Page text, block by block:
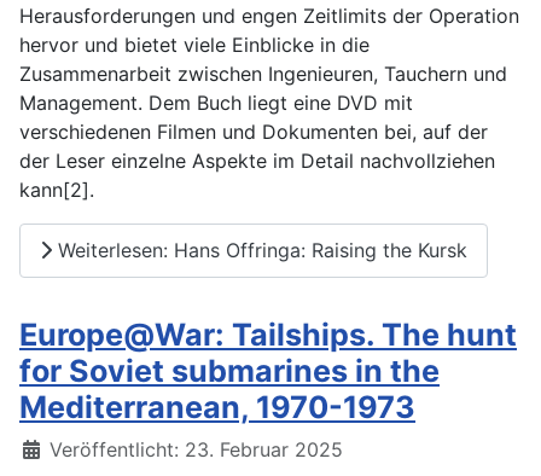
Herausforderungen und engen Zeitlimits der Operation
hervor und bietet viele Einblicke in die
Zusammenarbeit zwischen Ingenieuren, Tauchern und
Management. Dem Buch liegt eine DVD mit
verschiedenen Filmen und Dokumenten bei, auf der
der Leser einzelne Aspekte im Detail nachvollziehen
kann[2].
Weiterlesen: Hans Offringa: Raising the Kursk
Europe@War: Tailships. The hunt
for Soviet submarines in the
Mediterranean, 1970-1973
Details
Veröffentlicht: 23. Februar 2025